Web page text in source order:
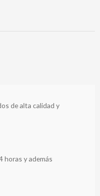
de alta calidad y
horas y además